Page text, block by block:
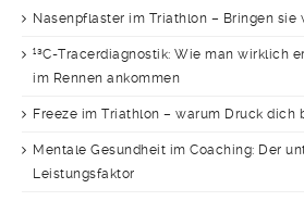
Nasenpflaster im Triathlon – Bringen sie
¹³C-Tracerdiagnostik: Wie man wirklich
im Rennen ankommen
Freeze im Triathlon – warum Druck dich
Mentale Gesundheit im Coaching: Der
Leistungsfaktor